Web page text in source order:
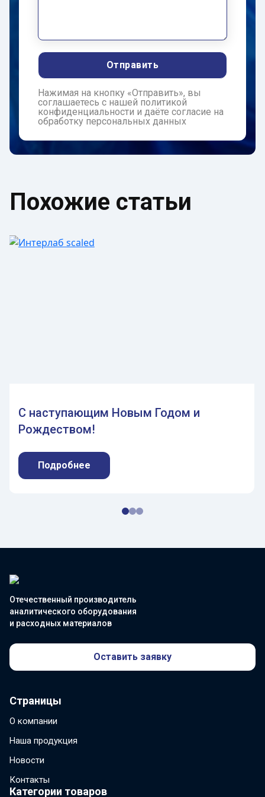
​Нажимая на кнопку «Отправить», вы
соглашаетесь с нашей политикой
конфиденциальности и даёте согласие на
обработку персональных данных
Похожие статьи
С наступающим Новым Годом и
Рождеством!
Подробнее
Отечественный производитель
аналитического оборудования
и расходных материалов
Оставить заявку
Страницы
О компании
Наша продукция
Новости
Контакты
Категории товаров